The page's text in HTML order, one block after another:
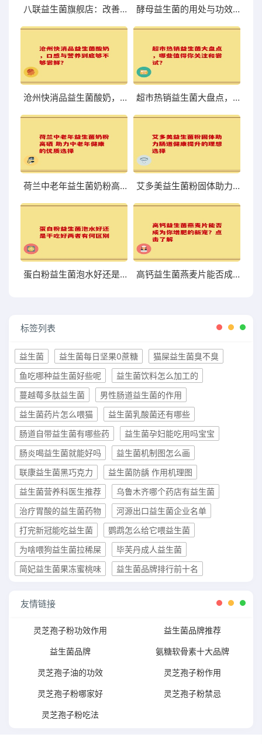
八联益生菌旗舰店：改善肠道，体验前所未有的轻盈与舒适 酵母益生菌的用处与功效你知道吗
沧州快消品益生菌酸奶，口感与营养到底够不够尝鲜？ 超市热销益生菌大盘点，哪些值得你关注和尝试？
荷兰中老年益生菌奶粉高硒 助力中老年健康的优质选择 艾多美益生菌粉固体助力肠道健康提升的理想选择
蛋白粉益生菌泡水好还是干吃好两者有何区别 高钙益生菌燕麦片能否成为你增肥的新宠？点击了解
标签列表
益生菌 益生菌每日坚果0蔗糖
猫屎益生菌臭不臭
鱼吃哪种益生菌好些呢
益生菌饮料怎么加工的
蔓越莓多肽益生菌
男性肠道益生菌的作用
益生菌药片怎么喂猫
益生菌乳酸菌还有哪些
肠道自带益生菌有哪些药
益生菌孕妇能吃用吗宝宝
肠炎喝益生菌就能好吗
益生菌机制图怎么画
联康益生菌黑巧克力
益生菌防龋 作用机理图
益生菌营养科医生推荐
乌鲁木齐哪个药店有益生菌
治疗胃酸的益生菌药物
河源出口益生菌企业名单
打完新冠能吃益生菌
鹦鹉怎么给它喂益生菌
为啥喂狗益生菌拉稀屎
毕芙丹成人益生菌
简妃益生菌果冻蜜桃味
益生菌品牌排行前十名
友情链接
灵芝孢子粉功效作用 益生菌品牌推荐
益生菌品牌 氨糖软骨素十大品牌
灵芝孢子油的功效 灵芝孢子粉作用
灵芝孢子粉哪家好 灵芝孢子粉禁忌
灵芝孢子粉吃法